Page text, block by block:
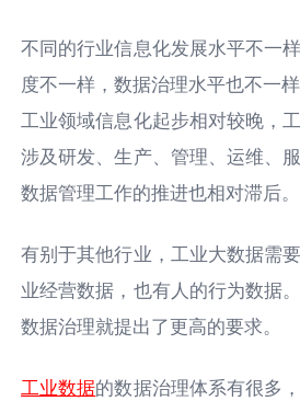
不同的⾏业信息化发展⽔平不⼀
度不⼀样，数据治理⽔平也不⼀样
⼯业领域信息化起步相对较晚，
涉及研发、⽣产、管理、运维、
数据管理⼯作的推进也相对滞后。
有别于其他⾏业，⼯业⼤数据需
业经营数据，也有⼈的⾏为数据
数据治理就提出了更⾼的要求。
⼯业数据的数据治理体系有很多